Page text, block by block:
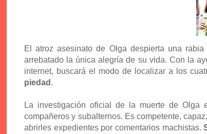
El atroz asesinato de Olga despierta una
arrebatado la única alegría de su vida. Con la
internet, buscará el modo de localizar a los
piedad .
La investigación oficial de la muerte de Olga
compañeros y subalternos. Es competente,
abrirles expedientes por comentarios machistas.